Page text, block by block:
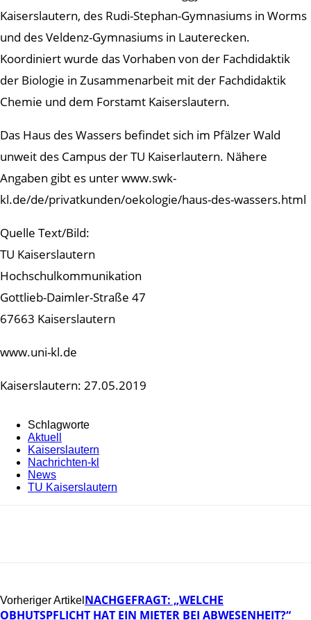
Kaiserslautern, des Rudi-Stephan-Gymnasiums in Worms
und des Veldenz-Gymnasiums in Lauterecken.
Koordiniert wurde das Vorhaben von der Fachdidaktik
der Biologie in Zusammenarbeit mit der Fachdidaktik
Chemie und dem Forstamt Kaiserslautern.
Das Haus des Wassers befindet sich im Pfälzer Wald
unweit des Campus der TU Kaiserlautern. Nähere
Angaben gibt es unter www.swk-
kl.de/de/privatkunden/oekologie/haus-des-wassers.html
Quelle Text/Bild:
TU Kaiserslautern
Hochschulkommunikation
Gottlieb-Daimler-Straße 47
67663 Kaiserslautern
www.uni-kl.de
Kaiserslautern: 27.05.2019
Schlagworte
Aktuell
Kaiserslautern
Nachrichten-kl
News
TU Kaiserslautern
Vorheriger Artikel NACHGEFRAGT: „WELCHE
OBHUTSPFLICHT HAT EIN MIETER BEI ABWESENHEIT?“